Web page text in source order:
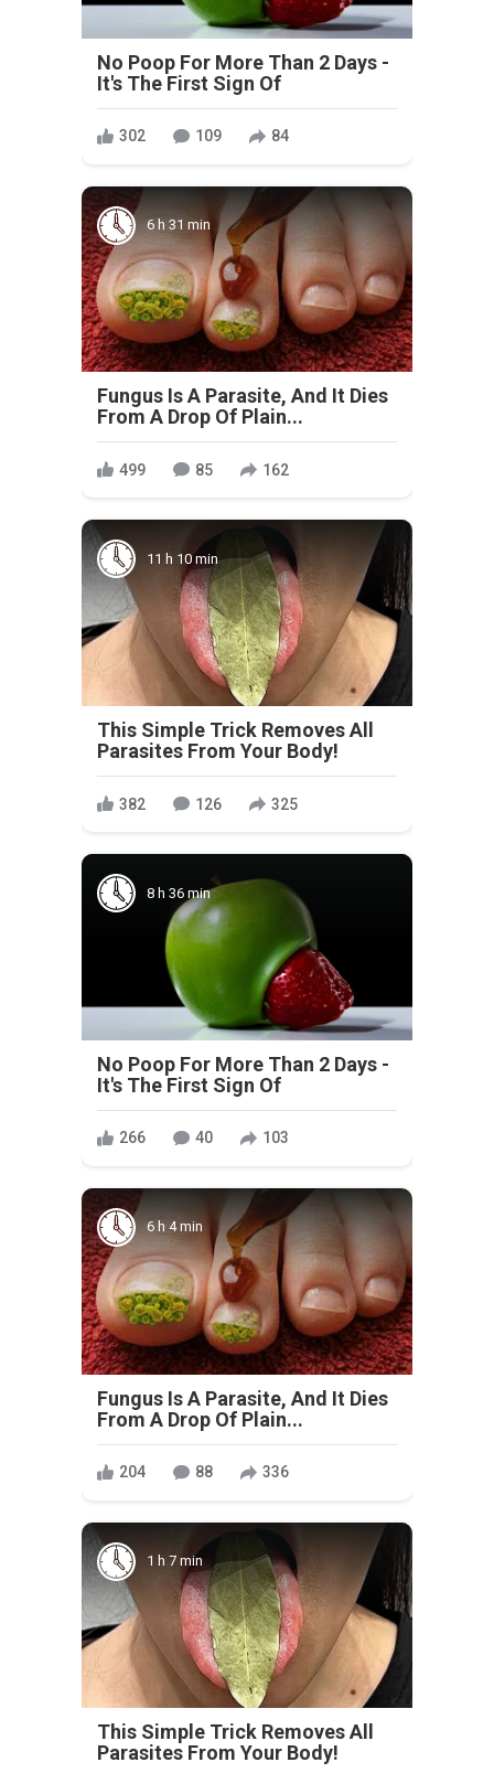
No Poop For More Than 2 Days -
It's The First Sign Of
302 109 84
6 h 31 min
Fungus Is A Parasite, And It Dies
From A Drop Of Plain...
499 85 162
11 h 10 min
This Simple Trick Removes All
Parasites From Your Body!
382 126 325
8 h 36 min
No Poop For More Than 2 Days -
It's The First Sign Of
266 40 103
6 h 4 min
Fungus Is A Parasite, And It Dies
From A Drop Of Plain...
204 88 336
1 h 7 min
This Simple Trick Removes All
Parasites From Your Body!